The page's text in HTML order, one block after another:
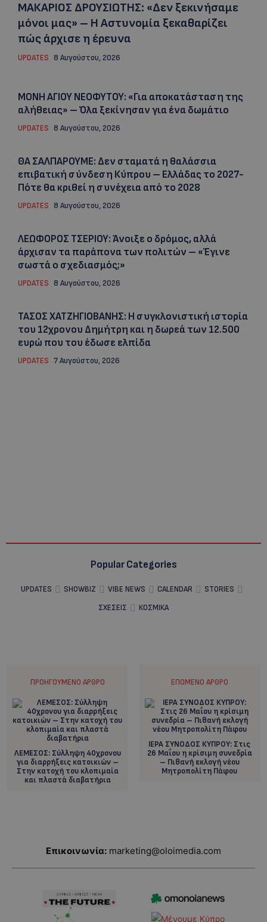
ΜΑΚΑΡΙΟΣ ΔΡΟΥΣΙΩΤΗΣ: «Δεν ξεκινήσαμε
μόνοι μας» – Η Αστυνομία ξεκαθαρίζει
πώς άρχισε η έρευνα
UPDATES 8 Αυγούστου, 2026
ΜΟΝΗ ΑΓΙΟΥ ΝΕΟΦΥΤΟΥ: «Για αποκατάσταση της
αλήθειας» – Όλα ξεκίνησαν για ένα δωμάτιο
UPDATES 8 Αυγούστου, 2026
ΘΑ ΣΑΛΠΑΡΟΥΜΕ: Δεν σταματά η θαλάσσια
επιβατική σύνδεση Κύπρου – Ελλάδας το 2027-
Πότε θα κριθεί η συνέχεια από το 2028
UPDATES 8 Αυγούστου, 2026
ΛΕΩΦΟΡΟΣ ΤΣΕΡΙΟΥ: Άνοιξε ο δρόμος, αλλά
άρχισαν τα παράπονα των πολιτών – «Έγινε
σωστά ο σχεδιασμός;»
UPDATES 8 Αυγούστου, 2026
ΤΑΣΟΣ ΧΑΤΖΗΓΙΟΒΑΝΗΣ: Η συγκλονιστική ιστορία
του 12χρονου Δημήτρη και η δωρεά των 12.500
ευρώ που του έδωσε ελπίδα
UPDATES 7 Αυγούστου, 2026
Popular Categories
UPDATES SHOWBIZ VIBE NEWS CALENDAR
STORIES
ΣΧΕΣΕΙΣ
ΚΟΣΜΙΚΑ
ΠΡΟΗΓΟΎΜΕΝΟ ΆΡΘΡΟ
ΛΕΜΕΣΟΣ: Σύλληψη 40χρονου
για διαρρήξεις κατοικιών –
Στην κατοχή του κλοπιμαία
και πλαστά διαβατήρια
ΕΠΌΜΕΝΟ ΆΡΘΡΟ
ΙΕΡΑ ΣΥΝΟΔΟΣ ΚΥΠΡΟΥ: Στις
26 Μαΐου η κρίσιμη συνεδρία
– Πιθανή εκλογή νέου
Μητροπολίτη Πάφου
Επικοινωνία: marketing@oloimedia.com